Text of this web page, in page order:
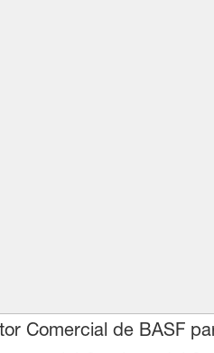
Comercial de BASF